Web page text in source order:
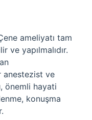
ameliyatı tam
ve yapılmalıdır.
anestezist ve
önemli hayati
konuşma